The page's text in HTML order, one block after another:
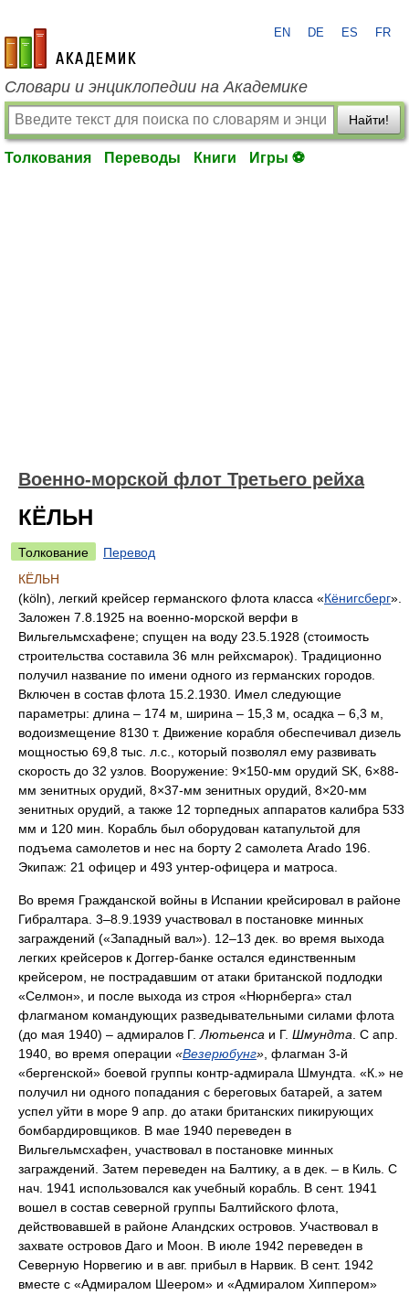
academic.ru
EN DE ES FR
Словари и энциклопедии на Академике
Найти!
Толкования Переводы Книги Игры ⚽
Военно-морской флот Третьего рейха
КЁЛЬН
Толкование
Перевод
КЁЛЬН
(köln), легкий крейсер германского флота класса «Кёнигсберг».
Заложен 7.8.1925 на военно-морской верфи в
Вильгельмсхафене; спущен на воду 23.5.1928 (стоимость
строительства составила 36 млн рейхсмарок). Традиционно
получил название по имени одного из германских городов.
Включен в состав флота 15.2.1930. Имел следующие
параметры: длина – 174 м, ширина – 15,3 м, осадка – 6,3 м,
водоизмещение 8130 т. Движение корабля обеспечивал дизель
мощностью 69,8 тыс. л.с., который позволял ему развивать
скорость до 32 узлов. Вооружение: 9×150-мм орудий SK, 6×88-
мм зенитных орудий, 8×37-мм зенитных орудий, 8×20-мм
зенитных орудий, а также 12 торпедных аппаратов калибра 533
мм и 120 мин. Корабль был оборудован катапультой для
подъема самолетов и нес на борту 2 самолета Arado 196.
Экипаж: 21 офицер и 493 унтер-офицера и матроса.
Во время Гражданской войны в Испании крейсировал в районе
Гибралтара. 3–8.9.1939 участвовал в постановке минных
заграждений («Западный вал»). 12–13 дек. во время выхода
легких крейсеров к Доггер-банке остался единственным
крейсером, не пострадавшим от атаки британской подлодки
«Селмон», и после выхода из строя «Нюрнберга» стал
флагманом командующих разведывательными силами флота
(до мая 1940) – адмиралов Г. Лютьенса и Г. Шмундта . С апр.
1940, во время операции «Везерюбунг» , флагман 3-й
«бергенской» боевой группы контр-адмирала Шмундта. «К.» не
получил ни одного попадания с береговых батарей, а затем
успел уйти в море 9 апр. до атаки британских пикирующих
бомбардировщиков. В мае 1940 переведен в
Вильгельмсхафен, участвовал в постановке минных
заграждений. Затем переведен на Балтику, а в дек. – в Киль. С
нач. 1941 использовался как учебный корабль. В сент. 1941
вошел в состав северной группы Балтийского флота,
действовавшей в районе Аландских островов. Участвовал в
захвате островов Даго и Моон. В июле 1942 переведен в
Северную Норвегию и в авг. прибыл в Нарвик. В сент. 1942
вместе с «Адмиралом Шеером» и «Адмиралом Хиппером»